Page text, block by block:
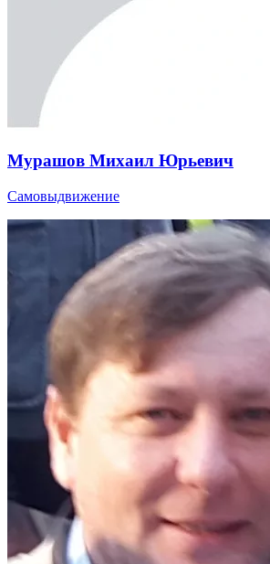
Мурашов Михаил Юрьевич
Самовыдвижение